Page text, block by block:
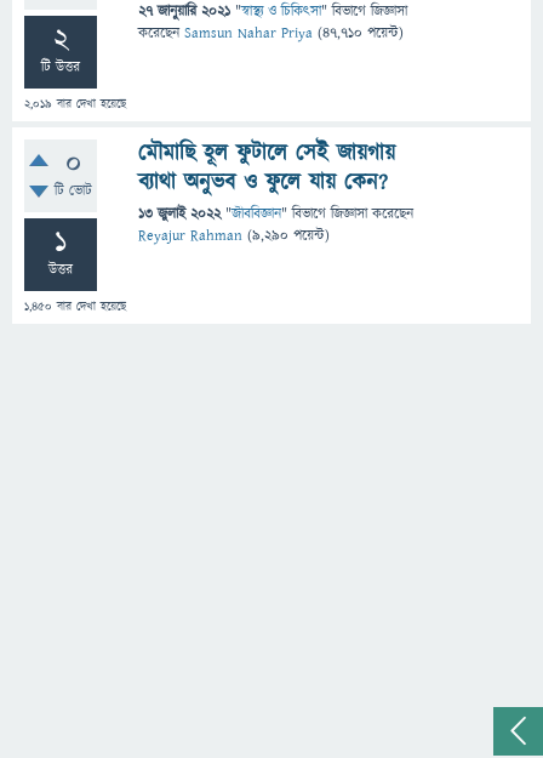
2
টি উত্তর
2,019 বার দেখা হয়েছে
27 জানুয়ারি 2021 "স্বাস্থ্য ও চিকিৎসা" বিভাগে জিজ্ঞাসা
করেছেনSamsun Nahar Priya (47,710 পয়েন্ট)
0
টি ভোট
1
উত্তর
1,450 বার দেখা হয়েছে
মৌমাছি হূল ফুটালে সেই জায়গায়
ব্যাথা অনুভব ও ফুলে যায় কেন?
13 জুলাই 2022 "জীববিজ্ঞান" বিভাগে জিজ্ঞাসাকরেছেন
Reyajur Rahman (9,290 পয়েন্ট)